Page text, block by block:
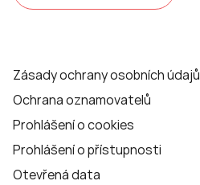
Zásady ochrany osobních údajů
Ochrana oznamovatelů
Prohlášení o cookies
Prohlášení o přístupnosti
Otevřená data